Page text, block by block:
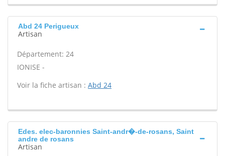
Abd 24 Perigueux
Artisan
Département: 24
IONISE -
Voir la fiche artisan : Abd 24
Edes. elec-baronnies Saint-andr�-de-rosans, Saint
andre de rosans
Artisan